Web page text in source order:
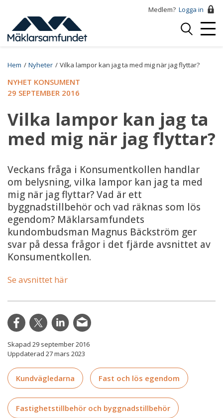
huvudinnehåll
Medlem? Logga in
Logga
Breadcrumb
Hem Nyheter Vilka lampor kan jag ta med mig när jag flyttar?
NYHET KONSUMENT
29 SEPTEMBER 2016
Vilka lampor kan jag ta
med mig när jag flyttar?
Veckans fråga i Konsumentkollen handlar
om belysning, vilka lampor kan jag ta med
mig när jag flyttar? Vad är ett
byggnadstillbehör och vad räknas som lös
egendom? Mäklarsamfundets
kundombudsman Magnus Bäckström ger
svar på dessa frågor i det fjärde avsnittet av
Konsumentkollen.
Se avsnittet här
Skapad 29 september 2016
Uppdaterad 27 mars 2023
Kundvägledarna Fast och lös egendom
Fastighetstillbehör och byggnadstillbehör